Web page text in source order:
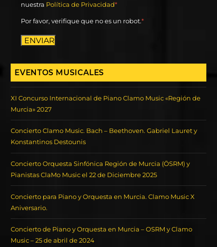
nuestra Política de Privacidad*
Por favor, verifique que no es un robot.*
ENVIAR
EVENTOS MUSICALES
XI Concurso Internacional de Piano Clamo Music «Región de
Murcia» 2027
Concierto Clamo Music. Bach – Beethoven. Gabriel Lauret y
Konstantinos Destounis
Concierto Orquesta Sinfónica Región de Murcia (ÖSRM) y
Pianistas ClaMo Music el 22 de Diciembre 2025
Concierto para Piano y Orquesta en Murcia. Clamo Music X
Aniversario.
Concierto de Piano y Orquesta en Murcia – OSRM y Clamo
Music – 25 de abril de 2024